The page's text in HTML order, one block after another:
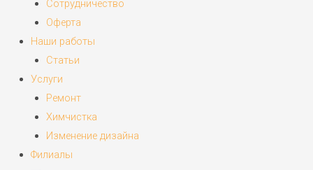
Сотрудничество
Оферта
Наши работы
Статьи
Услуги
Ремонт
Химчистка
Изменение дизайна
Филиалы